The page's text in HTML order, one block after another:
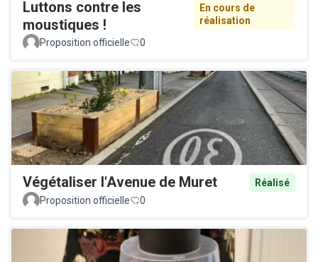
Luttons contre les
moustiques !
En cours de
réalisation
Proposition officielle
0
Végétaliser l'Avenue de Muret
Réalisé
Proposition officielle
0